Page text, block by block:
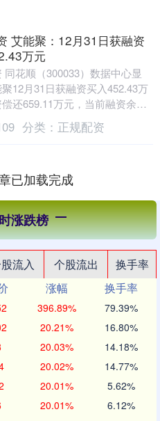
艾能聚：12月31日获融资
万元
同花顺（300033）数据中心显
12月31日获融资买入452.43万
还659.11万元，当前融资余额
元，占流通市值....
分类： 正规配资
已加载完成
涨跌榜
流入 个股流出
换手率
涨幅
换手率
396.89% 79.39%
20.21% 16.80%
20.03% 14.18%
20.02% 14.77%
20.01% 5.62%
20.01% 6.12%